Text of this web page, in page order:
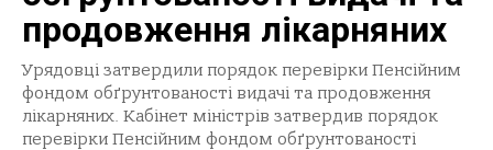
продовження лікарняних
Урядовці затвердили порядок перевірки Пенсійним
фондом обґрунтованості видачі та продовження
лікарняних. Кабінет міністрів затвердив порядок
перевірки Пенсійним фондом обґрунтованості